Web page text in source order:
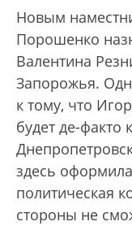
Новым
Порошенко
Валентина
Запорожья.
к тому, что
будет де-факто
здесь
политическая
стороны не